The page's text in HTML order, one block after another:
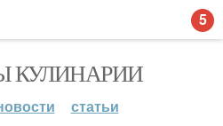
КУЛИНАРИИ
статьи
5